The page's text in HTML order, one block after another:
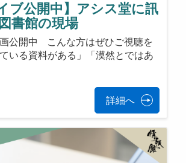
ブ公開中】アシス堂に訊
書館の現場
公開中 こんな方はぜひご視聴を
いる資料がある」「漠然とではあ
詳細へ